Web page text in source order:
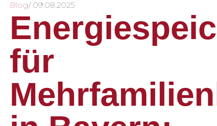
Blog/ 09.08.2025
für